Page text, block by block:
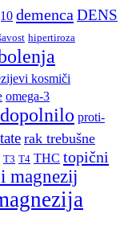
demenca DENS
hipertiroza
kosmiči
omega-3
proti-
rak trebušne
T3 T4 THC topični
magnezij